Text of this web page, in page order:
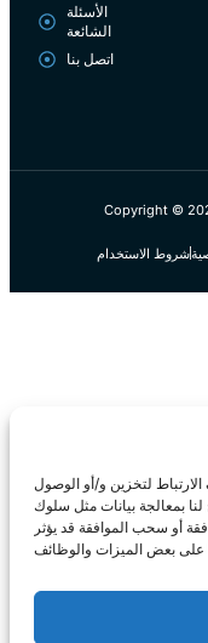
لتخزين و/أو الوصول
بمعالجة بيانات مثل سلوك
أو سحب الموافقة قد يؤثر
الأسئلة
الشائعة
اتصل بنا
Copyright ©
شروط الاستخدام